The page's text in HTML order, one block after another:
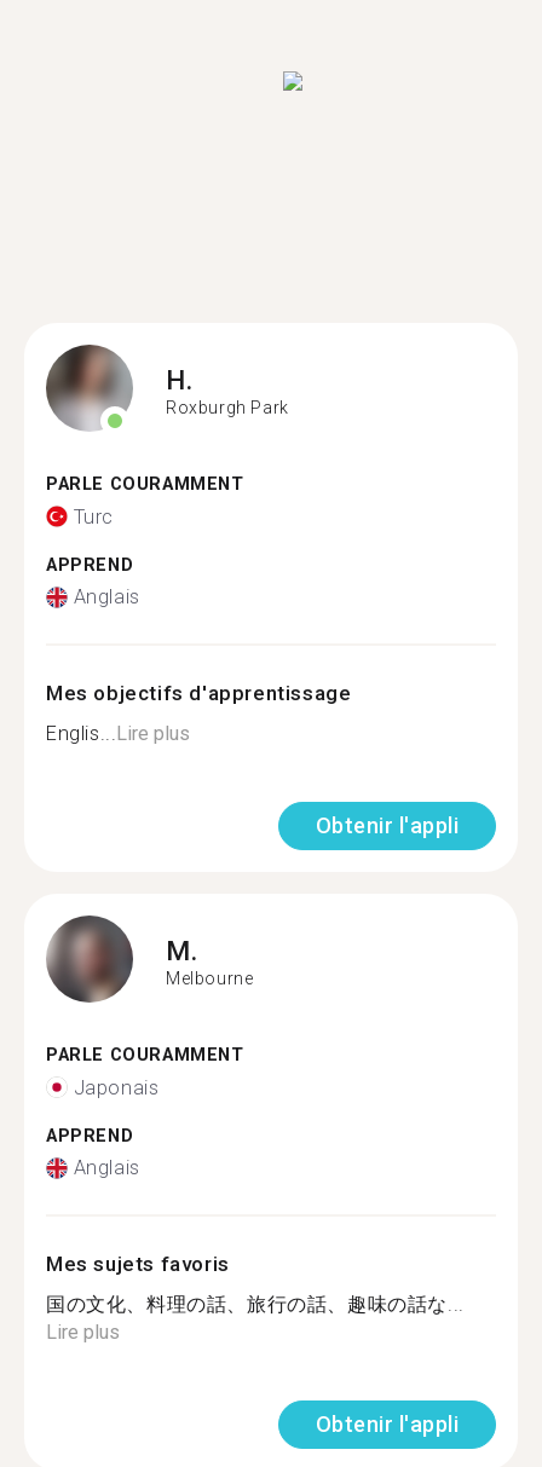
H.
Roxburgh Park
PARLE COURAMMENT
Turc
APPREND
Anglais
Mes objectifs d'apprentissage
Englis...Lire plus
Obtenir l'appli
M.
Melbourne
PARLE COURAMMENT
Japonais
APPREND
Anglais
Mes sujets favoris
国の文化、料理の話、旅行の話、趣味の話な...
Lire plus
Obtenir l'appli